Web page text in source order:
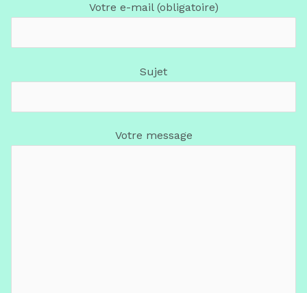
Votre e-mail (obligatoire)
Sujet
Votre message